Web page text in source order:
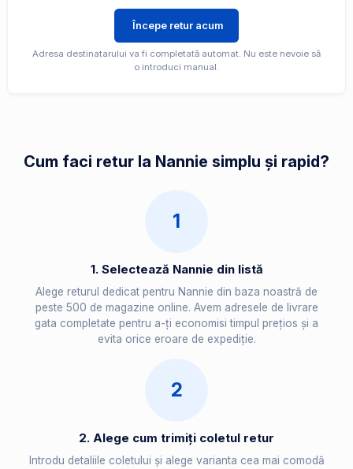
Începe retur acum
Adresa destinatarului va fi completată automat. Nu este nevoie să
o introduci manual.
Cum faci retur la Nannie simplu și rapid?
1
1. Selectează Nannie din listă
Alege returul dedicat pentru Nannie din baza noastră de
peste 500 de magazine online. Avem adresele de livrare
gata completate pentru a-ți economisi timpul prețios și a
evita orice eroare de expediție.
2
2. Alege cum trimiți coletul retur
Introdu detaliile coletului și alege varianta cea mai comodă